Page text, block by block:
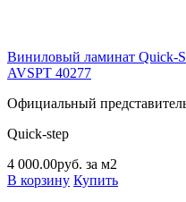
Виниловый ламинат Quick-
AVSPT 40277
Официальный
Quick-step
4 000.00руб. за м2
В корзину Купить